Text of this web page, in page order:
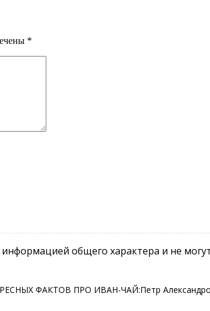
*
общего характера и не
ФАКТОВ ПРО ИВАН-ЧАЙ:Петр